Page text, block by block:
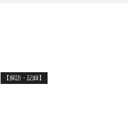
【探訪・記録】